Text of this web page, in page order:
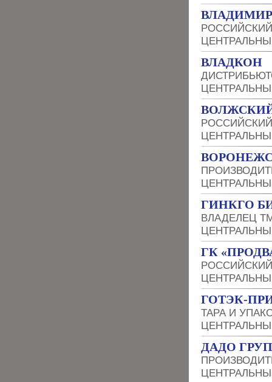
ВЛАДКОН
ГИНКГО
ВЛАДЕЛЕЦ
ГК
ГОТЭК-
ТАРА И
ДАДО